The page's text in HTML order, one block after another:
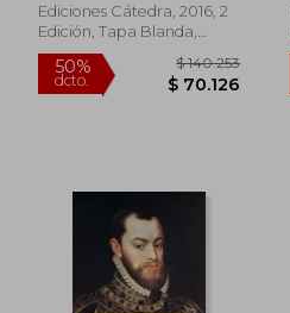
Ediciones Cátedra, 2016, 2
Edición, Tapa Blanda,
Nuevo